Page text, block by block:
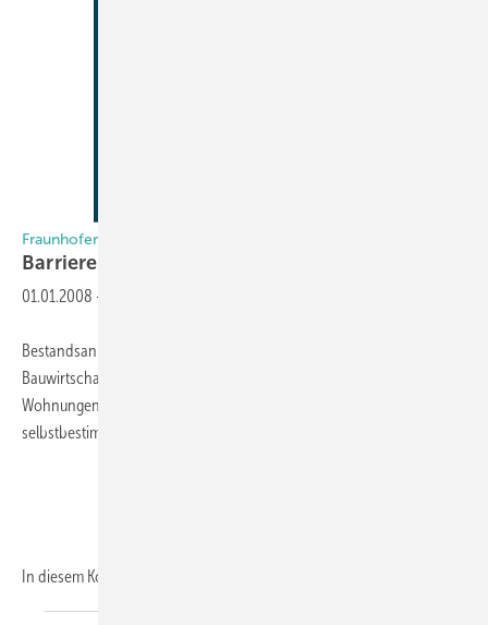
Fraunhofer Informationszentrum
Barrierearm
01.01.2008 -
Bestandsanpassung ist eine der wichtigsten Aufgaben für die
Bauwirtschaft in den nächsten Jahrzehnten. Wie aber können
Wohnungen so angepasst werden, dass Menschen dort auch im Alter
selbstbestimmt und selbstständig wohnen können?
In diesem Kompendium sind über 80